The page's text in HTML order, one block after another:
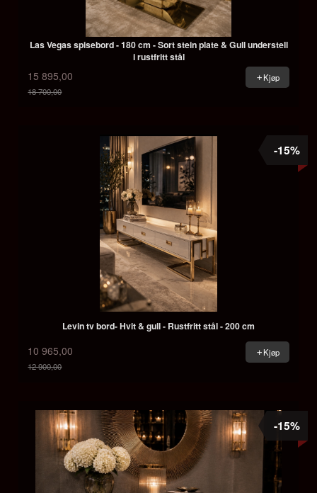
Las Vegas spisebord - 180 cm - Sort stein plate & Gull understell
i rustfritt stål
15 895,00
18 700,00
Kjøp
Levin tv bord- Hvit & gull - Rustfritt stål - 200 cm
10 965,00
12 900,00
-15%
Kjøp
-15%